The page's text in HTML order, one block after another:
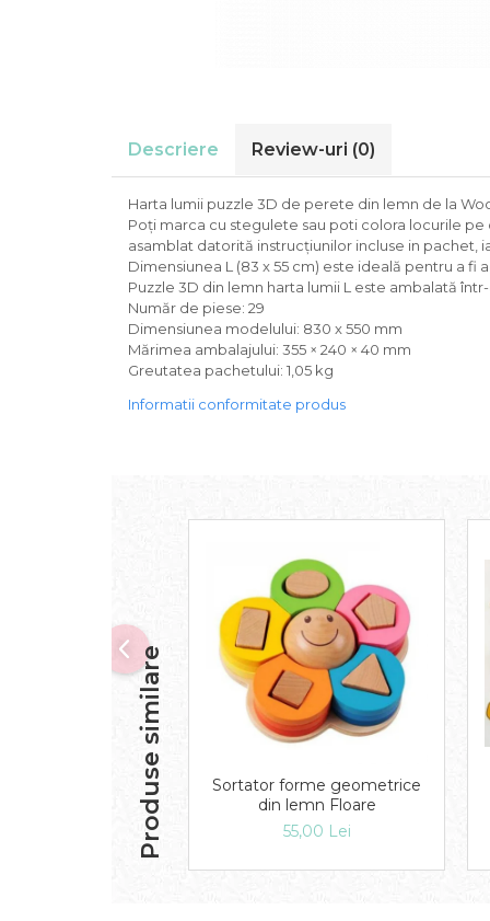
Descriere Review-uri (0)
Harta lumii puzzle 3D de perete din lemn de la
Poți marca cu stegulete sau poti colora locurile
asamblat datorită instrucțiunilor incluse in pachet,
Dimensiunea L (83 x 55 cm) este ideală pentru a fi
Puzzle 3D din lemn harta lumii L este ambalată
Număr de piese: 29
Dimensiunea modelului: 830 x 550 mm
Mărimea ambalajului: 355 × 240 × 40 mm
Greutatea pachetului: 1,05 kg
Informatii conformitate produs
Produse similare
Sortator forme geometrice
din lemn Floare
55,00 Lei